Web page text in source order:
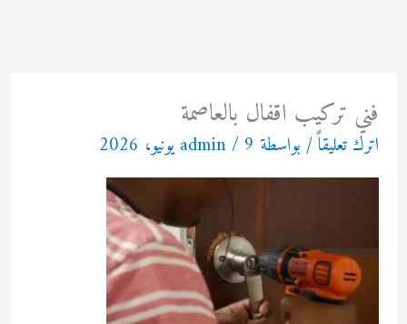
فني تركيب اقفال بالعاصمة
اترك تعليقاً/ بواسطة admin/ 9 يونيو، 2026